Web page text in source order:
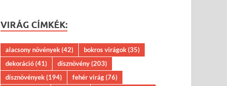
VIRÁG CÍMKÉK:
alacsony növények(42) bokros virágok(35)
dekoráció(41) dísznövény(203)
dísznövények(194) fehér virág(76)